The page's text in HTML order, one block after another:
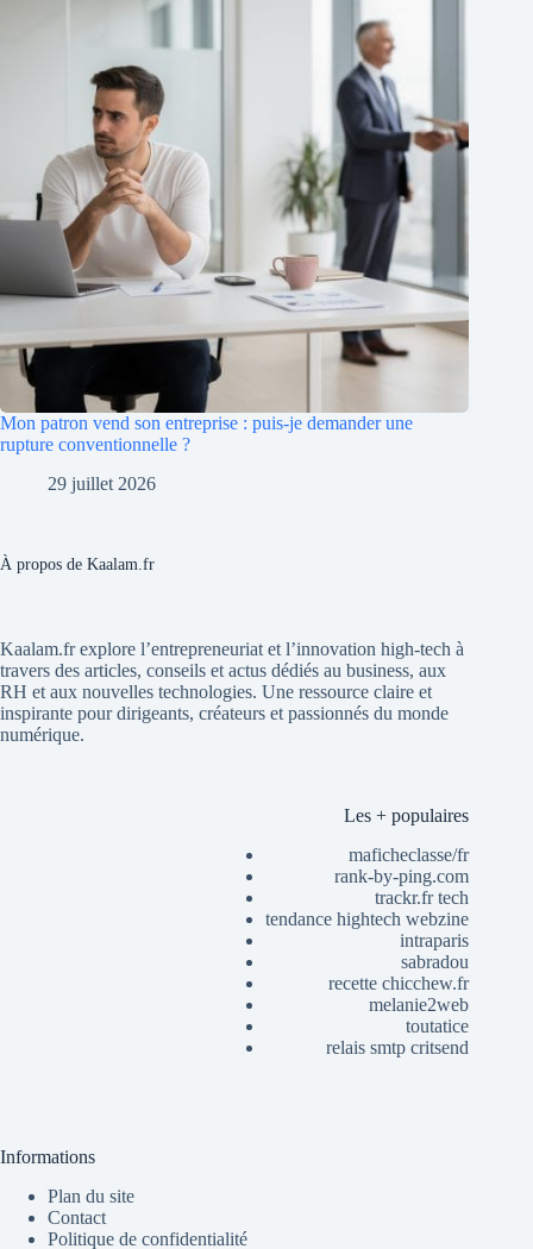
Mon patron vend son entreprise : puis-je demander une
rupture conventionnelle ?
29 juillet 2026
À propos de Kaalam.fr
Kaalam.fr explore l’entrepreneuriat et l’innovation high-tech à
travers des articles, conseils et actus dédiés au business, aux
RH et aux nouvelles technologies. Une ressource claire et
inspirante pour dirigeants, créateurs et passionnés du monde
numérique.
Les + populaires
maficheclasse/fr
rank-by-ping.com
trackr.fr tech
tendance hightech webzine
intraparis
sabradou
recette chicchew.fr
melanie2web
toutatice
relais smtp critsend
Informations
Plan du site
Contact
Politique de confidentialité